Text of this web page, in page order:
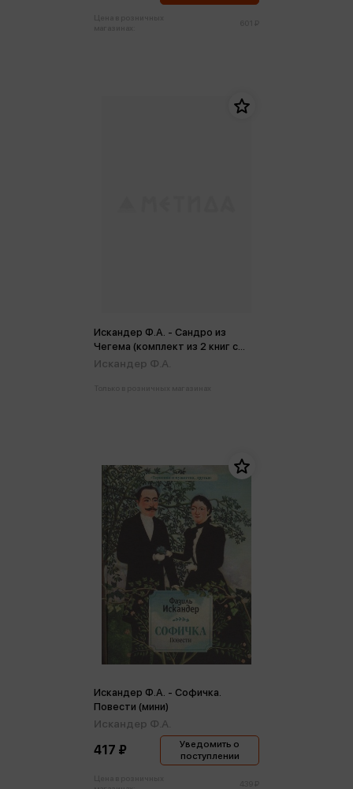
Искандер Ф.А. - Сандро из
Чегема (комплект из 2 книг с
крупным шрифтом)
Искандер Ф.А.
Искандер Ф.А. - Софичка.
Повести (мини)
Искандер Ф.А.
417 ₽
Уведомить о
поступлении